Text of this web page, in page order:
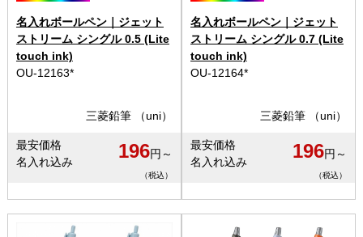
名入れボールペン｜ジェット
ストリーム シングル 0.5 (Lite
touch ink)
OU-12163*
三菱鉛筆 （uni）
最安価格
名入れ込み
196円～
（税込）
名入れボールペン｜ジェット
ストリーム シングル 0.7 (Lite
touch ink)
OU-12164*
三菱鉛筆 （uni）
最安価格
名入れ込み
196円～
（税込）